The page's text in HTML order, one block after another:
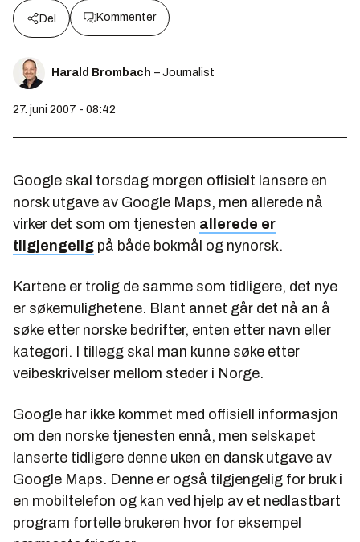
Del Kommenter
Harald Brombach – Journalist
27. juni 2007 - 08:42
Google skal torsdag morgen offisielt lansere en
norsk utgave av Google Maps, men allerede nå
virker det som om tjenesten allerede er
tilgjengelig på både bokmål og nynorsk.
Kartene er trolig de samme som tidligere, det nye
er søkemulighetene. Blant annet går det nå an å
søke etter norske bedrifter, enten etter navn eller
kategori. I tillegg skal man kunne søke etter
veibeskrivelser mellom steder i Norge.
Google har ikke kommet med offisiell informasjon
om den norske tjenesten ennå, men selskapet
lanserte tidligere denne uken en dansk utgave av
Google Maps. Denne er også tilgjengelig for bruk i
en mobiltelefon og kan ved hjelp av et nedlastbart
program fortelle brukeren hvor for eksempel